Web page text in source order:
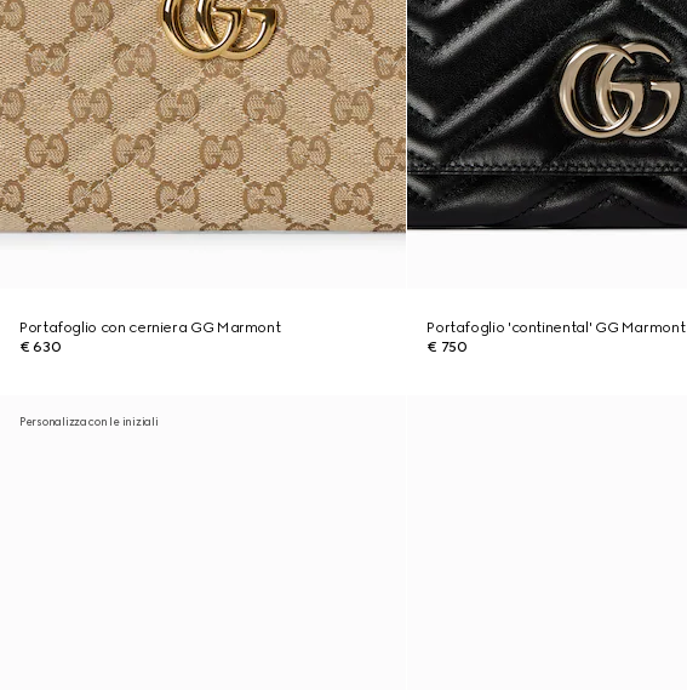
Portafoglio con cerniera GG Marmont
€ 630
Portafoglio 'continental' GG Marmont
€ 750
Personalizza con le iniziali